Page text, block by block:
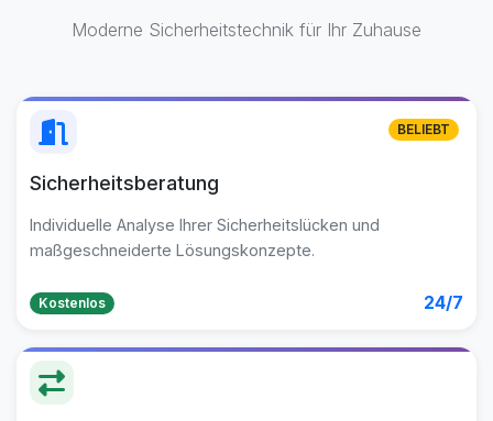
Moderne Sicherheitstechnik für Ihr Zuhause
Sicherheitsberatung
Individuelle Analyse Ihrer Sicherheitslücken und
maßgeschneiderte Lösungskonzepte.
Kostenlos 24/7
BELIEBT